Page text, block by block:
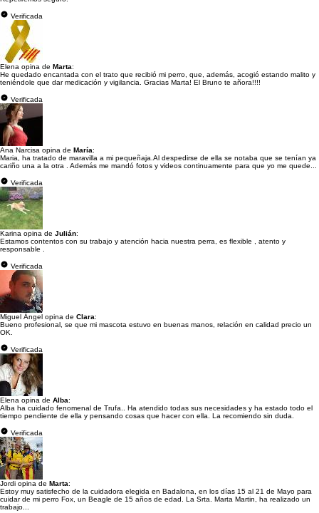
Verificada
Elena opina de Marta:
He quedado encantada con el trato que recibió mi perro, que, además, acogió estando malito y
teniéndole que dar medicación y vigilancia. Gracias Marta! El Bruno te añora!!!!
Verificada
Ana Narcisa opina de María:
Maria, ha tratado de maravilla a mi pequeñaja.Al despedirse de ella se notaba que se tenían ya
cariño una a la otra . Además me mandó fotos y videos continuamente para que yo me quede...
Verificada
Karina opina de Julián:
Estamos contentos con su trabajo y atención hacia nuestra perra, es flexible , atento y
responsable .
Verificada
Miguel Ángel opina de Clara:
Bueno profesional, se que mi mascota estuvo en buenas manos, relación en calidad precio un
OK.
Verificada
Elena opina de Alba:
Alba ha cuidado fenomenal de Trufa.. Ha atendido todas sus necesidades y ha estado todo el
tiempo pendiente de ella y pensando cosas que hacer con ella. La recomiendo sin duda.
Verificada
Jordi opina de Marta:
Estoy muy satisfecho de la cuidadora elegida en Badalona, en los días 15 al 21 de Mayo para
cuidar de mi perro Fox, un Beagle de 15 años de edad. La Srta. Marta Martin, ha realizado un
trabajo...